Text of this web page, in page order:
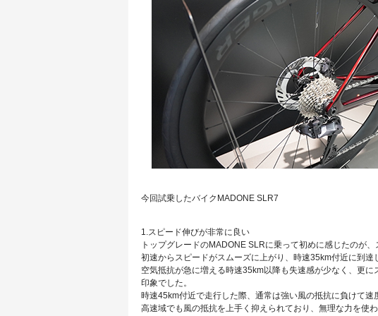
今回試乗したバイクMADONE SLR7
1.スピード伸びが非常に良い
トップグレードのMADONE SLRに乗って初めに感じたのが、
初速からスピードがスムーズに上がり、時速35km付近に到達
空気抵抗が急に増える時速35km以降も失速感が少なく、更
印象でした。
時速45km付近で走行した際、通常は強い風の抵抗に負けて速
高速域でも風の抵抗を上手く抑えられており、無理な力を使